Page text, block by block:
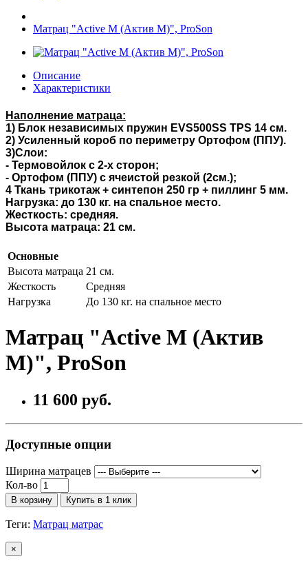
Матрац "Active M (Актив М)", ProSon
Описание
Характеристики
Наполнение матраца:
1) Блок независимых пружин EVS500SS TPS 14 см.
2) Усиленный короб по периметру Ортофом (ППУ).
3)Слои:
- Термовойлок с 2-х сторон;
- Ортофом (ППУ) с ячеистой резкой (2см.);
4 Ткань трикотаж + синтепон 250 гр + пиллинг 5 мм.
Нагрузка: до 130 кг. на спальное место.
Жесткость: средняя.
Высота матраца: 21 см.
Основные
Высота матраца 21 см.
Жесткость
Средняя
Нагрузка
До 130 кг. на спальное место
Матрац "Active M (Актив
М)", ProSon
11 600 руб.
Доступные опции
Ширина матрацев
Кол-во
В корзину Купить в 1 клик
Теги: Матрац матрас
×